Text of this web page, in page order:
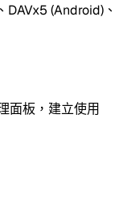
(Android)、
面板，建立使用